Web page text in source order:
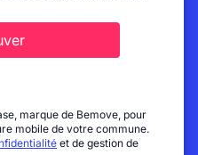
marque de Bemove, pour
mobile de votre commune.
et de gestion de